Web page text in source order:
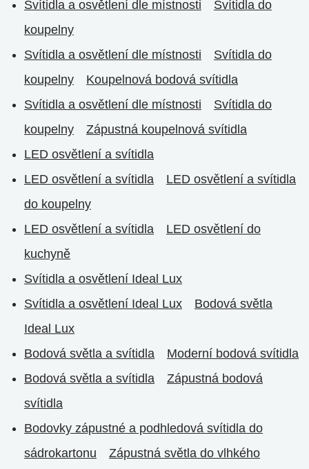
Svítidla a osvětlení dle místnosti
Svítidla do
koupelny
Svítidla a osvětlení dle místnosti
Svítidla do
koupelny
Koupelnová bodová svítidla
Svítidla a osvětlení dle místnosti
Svítidla do
koupelny
Zápustná koupelnová svítidla
LED osvětlení a svítidla
LED osvětlení a svítidla
LED osvětlení a svítidla
do koupelny
LED osvětlení a svítidla
LED osvětlení do
kuchyně
Svítidla a osvětlení Ideal Lux
Svítidla a osvětlení Ideal Lux
Bodová světla
Ideal Lux
Bodová světla a svítidla
Moderní bodová svítidla
Bodová světla a svítidla
Zápustná bodová
svítidla
Bodovky zápustné a podhledová svítidla do
sádrokartonu
Zápustná světla do vlhkého